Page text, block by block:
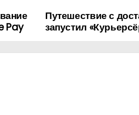
Путешествие с
запустил
Pay